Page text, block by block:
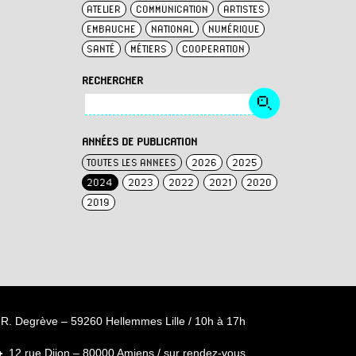
ATELIER
COMMUNICATION
ARTISTES
EMBAUCHE
NATIONAL
NUMÉRIQUE
SANTÉ
MÉTIERS COOPERATION
RECHERCHER
ANNÉES DE PUBLICATION
TOUTES LES ANNEES 2026
2025
2024
2023 2022 2021
2020
2019
Degrève – 59260 Hellemmes Lille / 10h à 17h
12 rue Dijon – 80000 Amiens / sur rendez-vous